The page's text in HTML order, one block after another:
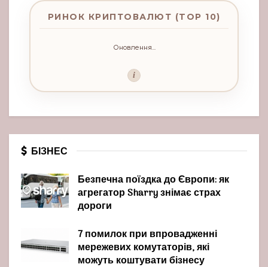
РИНОК КРИПТОВАЛЮТ (TOP 10)
Оновлення...
i
БІЗНЕС
Безпечна поїздка до Європи: як
агрегатор Sharry знімає страх
дороги
7 помилок при впровадженні
мережевих комутаторів, які
можуть коштувати бізнесу